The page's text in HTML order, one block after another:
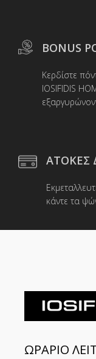
BONUS
Κερδίστε
IOSIFIDIS
ΑΤΟΚΕΣ
κάντε τα
ΩΡΑΡΙΟ